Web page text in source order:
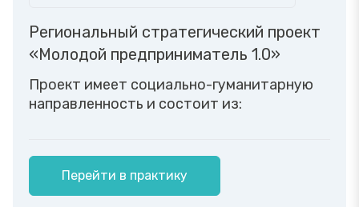
Региональный стратегический проект
«Молодой предприниматель 1.0»
Проект имеет социально-гуманитарную
направленность и состоит из:
Перейти в практику